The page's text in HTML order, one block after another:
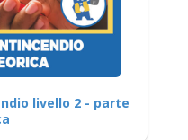
livello 2 - parte